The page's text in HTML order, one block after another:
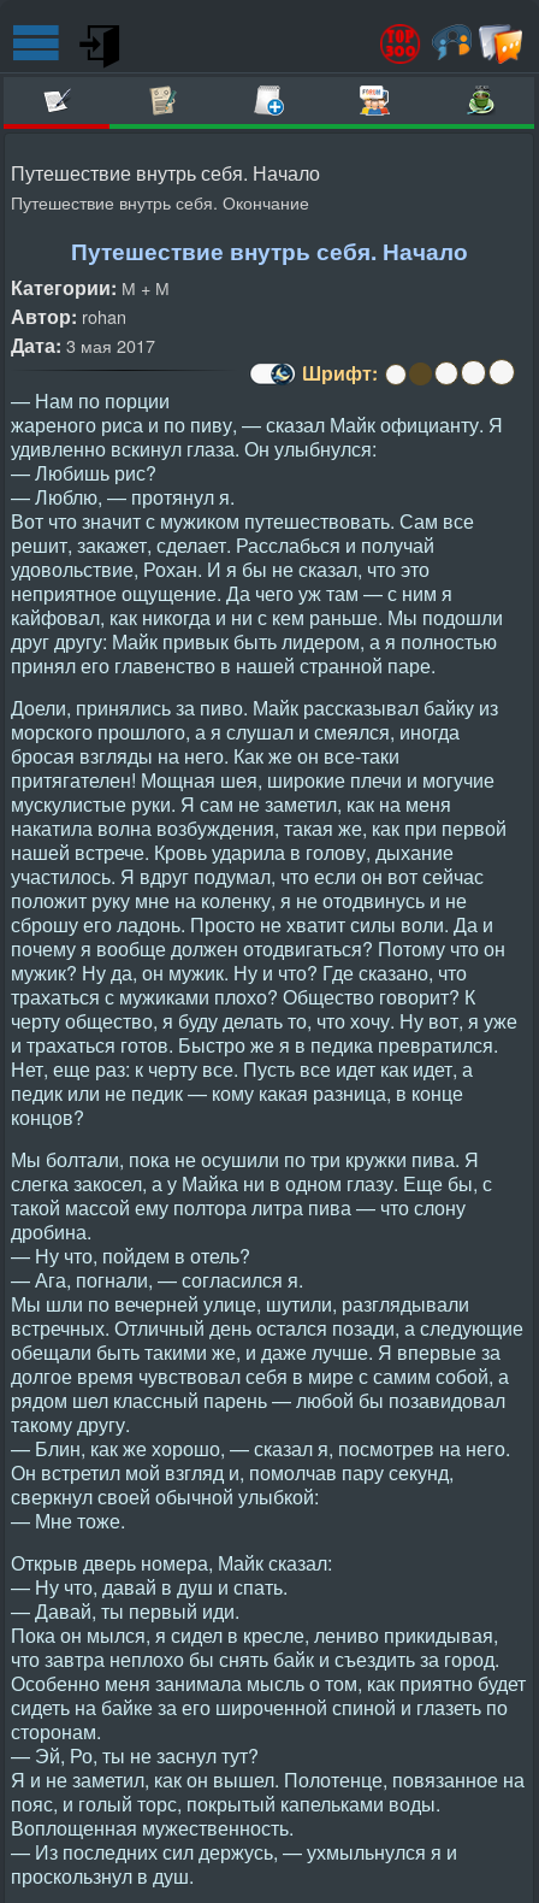
Путешествие внутрь себя. Начало
Путешествие внутрь себя. Окончание
Путешествие внутрь себя. Начало
Категории: М + М
Автор: rohan
Дата: 3 мая 2017
Шрифт:
— Нам по порции
жареного риса и по пиву, — сказал Майк официанту. Я
удивленно вскинул глаза. Он улыбнулся:
— Любишь рис?
— Люблю, — протянул я.
Вот что значит с мужиком путешествовать. Сам все
решит, закажет, сделает. Расслабься и получай
удовольствие, Рохан. И я бы не сказал, что это
неприятное ощущение. Да чего уж там — с ним я
кайфовал, как никогда и ни с кем раньше. Мы подошли
друг другу: Майк привык быть лидером, а я полностью
принял его главенство в нашей странной паре.
Доели, принялись за пиво. Майк рассказывал байку из
морского прошлого, а я слушал и смеялся, иногда
бросая взгляды на него. Как же он все-таки
притягателен! Мощная шея, широкие плечи и могучие
мускулистые руки. Я сам не заметил, как на меня
накатила волна возбуждения, такая же, как при первой
нашей встрече. Кровь ударила в голову, дыхание
участилось. Я вдруг подумал, что если он вот сейчас
положит руку мне на коленку, я не отодвинусь и не
сброшу его ладонь. Просто не хватит силы воли. Да и
почему я вообще должен отодвигаться? Потому что он
мужик? Ну да, он мужик. Ну и что? Где сказано, что
трахаться с мужиками плохо? Общество говорит? К
черту общество, я буду делать то, что хочу. Ну вот, я уже
и трахаться готов. Быстро же я в педика превратился.
Нет, еще раз: к черту все. Пусть все идет как идет, а
педик или не педик — кому какая разница, в конце
концов?
Мы болтали, пока не осушили по три кружки пива. Я
слегка закосел, а у Майка ни в одном глазу. Еще бы, с
такой массой ему полтора литра пива — что слону
дробина.
— Ну что, пойдем в отель?
— Ага, погнали, — согласился я.
Мы шли по вечерней улице, шутили, разглядывали
встречных. Отличный день остался позади, а следующие
обещали быть такими же, и даже лучше. Я впервые за
долгое время чувствовал себя в мире с самим собой, а
рядом шел классный парень — любой бы позавидовал
такому другу.
— Блин, как же хорошо, — сказал я, посмотрев на него.
Он встретил мой взгляд и, помолчав пару секунд,
сверкнул своей обычной улыбкой:
— Мне тоже.
Открыв дверь номера, Майк сказал:
— Ну что, давай в душ и спать.
— Давай, ты первый иди.
Пока он мылся, я сидел в кресле, лениво прикидывая,
что завтра неплохо бы снять байк и съездить за город.
Особенно меня занимала мысль о том, как приятно будет
сидеть на байке за его широченной спиной и глазеть по
сторонам.
— Эй, Ро, ты не заснул тут?
Я и не заметил, как он вышел. Полотенце, повязанное на
пояс, и голый торс, покрытый капельками воды.
Воплощенная мужественность.
— Из последних сил держусь, — ухмыльнулся я и
проскользнул в душ.